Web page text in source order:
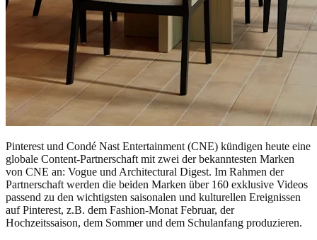
Pinterest und Condé Nast Entertainment (CNE) kündigen heute eine
globale Content-Partnerschaft mit zwei der bekanntesten Marken
von CNE an: Vogue und Architectural Digest. Im Rahmen der
Partnerschaft werden die beiden Marken über 160 exklusive Videos
passend zu den wichtigsten saisonalen und kulturellen Ereignissen
auf Pinterest, z.B. dem Fashion-Monat Februar, der
Hochzeitssaison, dem Sommer und dem Schulanfang produzieren.